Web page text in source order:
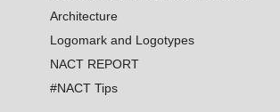
Architecture
Logomark and Logotypes
NACT REPORT
#NACT Tips